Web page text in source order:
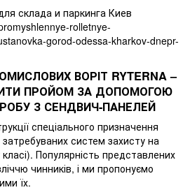
ВОРІТ RYTERNA –
ПРОЙОМ ЗА ДОПОМОГОЮ
З СЕНДВИЧ-ПАНЕЛЕЙ
спеціального призначення
систем захисту на
Популярність представлених
чинників, і ми пропонуємо
їх.